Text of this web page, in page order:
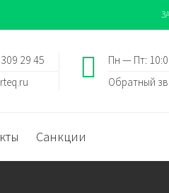
Пн — Пт:
Обратный
29 45
Санкции